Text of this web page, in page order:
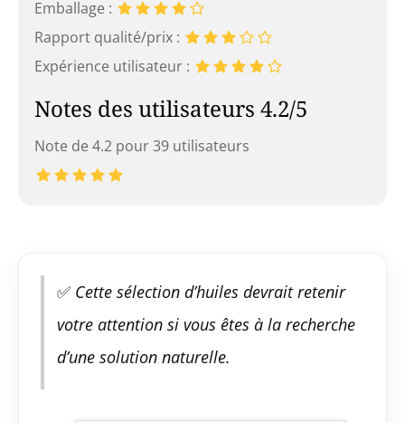
Emballage :
Rapport qualité/prix :
Expérience utilisateur :
Notes des utilisateurs 4.2/5
Note de 4.2 pour 39 utilisateurs
✅ Cette sélection d’huiles devrait retenir
votre attention si vous êtes à la recherche
d’une solution naturelle.